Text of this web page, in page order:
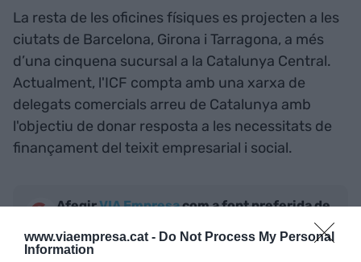
www.viaempresa.cat - Do Not Process My Personal
Information
La resta de les oficines físiques es projecten a les
ciutats de Barcelona, Girona i Tarragona, a més
d’una cinquena sucursal a la Catalunya Central.
Actualment, l'ICF compta amb una xarxa de
delegats comercials arreu de Catalunya amb
l'objectiu de donar resposta a les necessitats de
finançament del teixit empresarial i social.
AfegirVIA Empresacom a font preferida de
Estigues informat amb les últimes notícies d'actualitat
ACTIVAR ARA